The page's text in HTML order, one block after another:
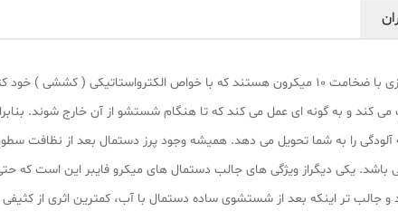
دستمال میکروفایبر ، الیاف منحصر بفرد و بسیار ریزی با ضخامت ۱۰ میکرون هستند که با
و به گونه ای عمل می کند که تا هنگام شستشو از آن خارج شوند.
آلودگی را به شما تحویل می دهد. همیشه وجود پرز دستمال بعد از
یکی دیگراز ویژگی های جالب دستمال های میکرو فایبر این است که
جالب تر اینکه بعد از شستشوی ساده دستمال با آب، کمترین اثری از